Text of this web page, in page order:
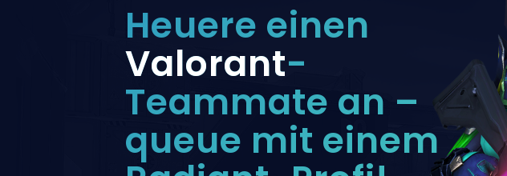
Dota 2
Counter-Strike
Rocket League
Path of Exile 2
Division Boost
Coaching
Teammate
Heuere einen
Valorant-
Teammate an –
queue mit einem